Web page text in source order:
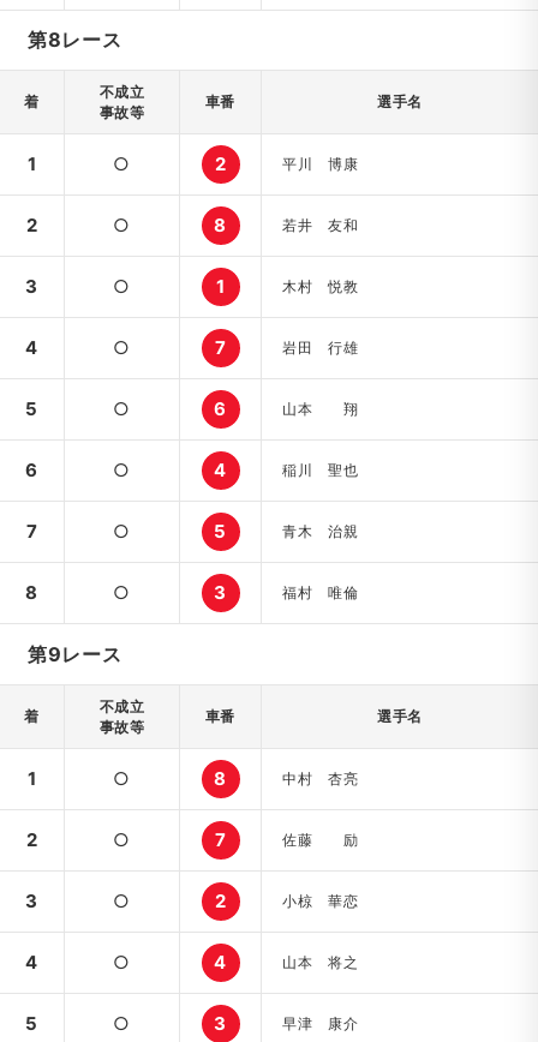
第8レース
着
不成立
事故等
車番 選手名
1 ○ 2 平川 博康
2 ○ 8 若井 友和
3 ○ 1 木村 悦教
4 ○ 7 岩田 行雄
5 ○ 6 山本 翔
6 ○ 4 稲川 聖也
7 ○ 5 青木 治親
8 ○ 3 福村 唯倫
第9レース
着
不成立
事故等
車番 選手名
1 ○ 8 中村 杏亮
2 ○ 7 佐藤 励
3 ○ 2 小椋 華恋
4 ○ 4 山本 将之
5 ○ 3 早津 康介